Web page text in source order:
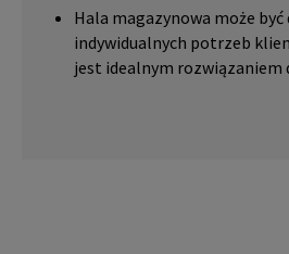
Hala magazynowa może
indywidualnych potrzeb
jest idealnym rozwiązaniem